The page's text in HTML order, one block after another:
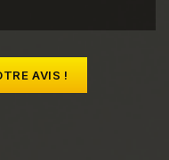
AVIS !